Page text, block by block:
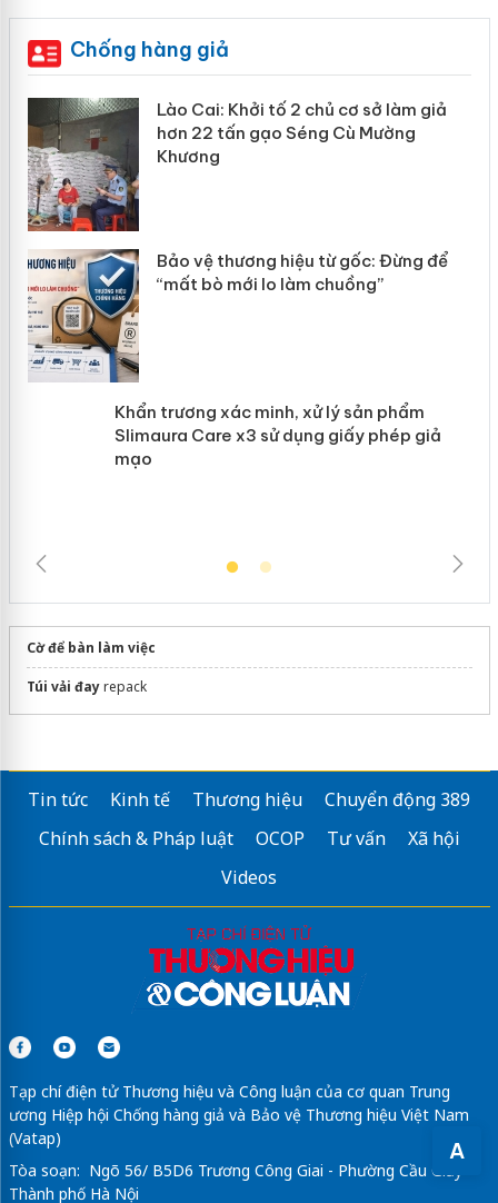
A
Chống hàng giả
Lào Cai: Khởi tố 2 chủ cơ sở làm giả
hơn 22 tấn gạo Séng Cù Mường
Khương
Bảo vệ thương hiệu từ gốc: Đừng để
“mất bò mới lo làm chuồng”
Khẩn trương xác minh, xử lý sản phẩm
Slimaura Care x3 sử dụng giấy phép
Cờ để bàn làm việc
Túi vải đayrepack
Tin tức Kinh tế Thương hiệu
Chuyển động 389
Chính sách & Pháp luật
OCOP Tư vấn
Xã hội
Videos
Tạp chí điện tử Thương hiệu và Công luận của cơ quan Trung
ương Hiệp hội Chống hàng giả và Bảo vệ Thương hiệu Việt Nam
(Vatap)
Tòa soạn: Ngõ 56/ B5D6 Trương Công Giai - Phường Cầu Giấy -
Thành phố Hà Nội